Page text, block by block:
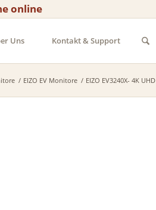
online
Uns Kontakt & Support
/ EIZO EV Monitore / EIZO EV3240X- 4K UHD